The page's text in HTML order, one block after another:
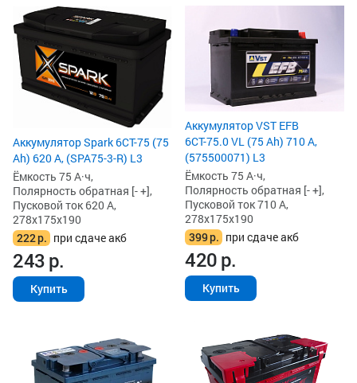
Аккумулятор Spark 6СТ-75 (75
Ah) 620 А, (SPA75-3-R) L3
Ёмкость 75 А·ч,
Полярность обратная [- +],
Пусковой ток 620 А,
278x175x190
222р. при сдаче акб
243р.
Купить
Аккумулятор VST EFB
6СТ-75.0 VL (75 Ah) 710 А,
(575500071) L3
Ёмкость 75 А·ч,
Полярность обратная [- +],
Пусковой ток 710 А,
278x175x190
399р. при сдаче акб
420р.
Купить